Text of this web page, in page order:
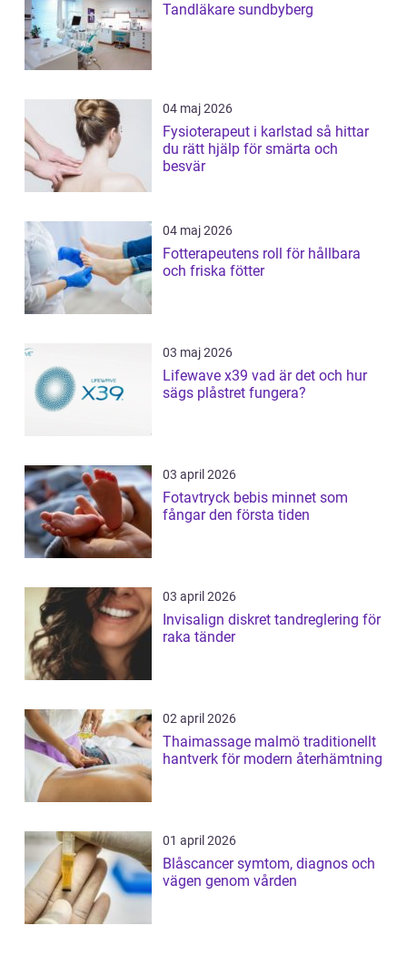
Tandläkare sundbyberg
04 maj 2026
Fysioterapeut i karlstad så hittar
du rätt hjälp för smärta och
besvär
04 maj 2026
Fotterapeutens roll för hållbara
och friska fötter
03 maj 2026
Lifewave x39 vad är det och hur
sägs plåstret fungera?
03 april 2026
Fotavtryck bebis minnet som
fångar den första tiden
03 april 2026
Invisalign diskret tandreglering för
raka tänder
02 april 2026
Thaimassage malmö traditionellt
hantverk för modern återhämtning
01 april 2026
Blåscancer symtom, diagnos och
vägen genom vården